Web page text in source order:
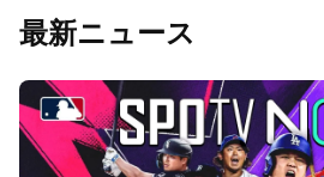
最新ニュース